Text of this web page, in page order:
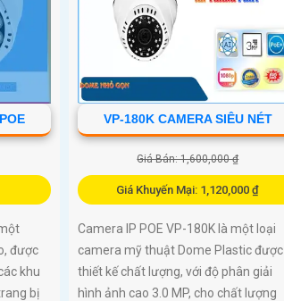
được
khu
bị
VP-180K CAMERA SIÊU NÉT
Giá Bán: 1,600,000 ₫
Giá Khuyến Mại: 1,120,000 ₫
Camera IP POE VP-180K là một loại
camera mỹ thuật Dome Plastic được
thiết kế chất lượng, với độ phân giải
hình ảnh cao 3.0 MP, cho chất lượng